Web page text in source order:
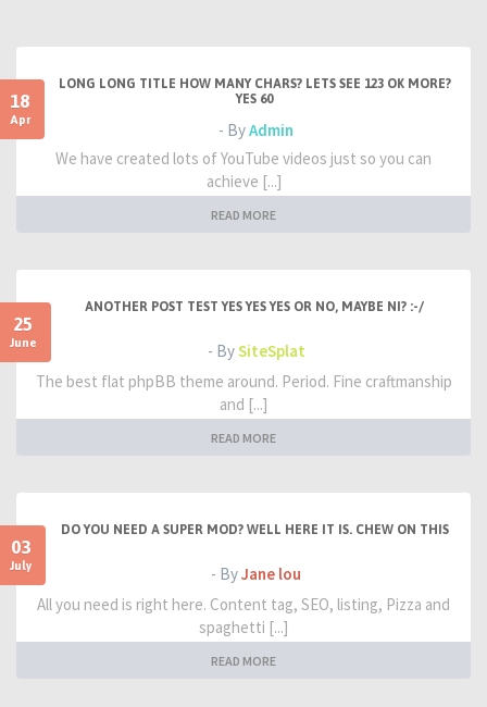
18
Apr
LONG LONG TITLE HOW MANY CHARS? LETS SEE 123 OK MORE?
YES 60
- ByAdmin
We have created lots of YouTube videos just so you can
achieve [...]
READ MORE
25
June
ANOTHER POST TEST YES YES YES OR NO, MAYBE NI? :-/
- BySiteSplat
The best flat phpBB theme around. Period. Fine craftmanship
and [...]
READ MORE
03
July
DO YOU NEED A SUPER MOD? WELL HERE IT IS. CHEW ON THIS
- ByJane lou
All you need is right here. Content tag, SEO, listing, Pizza and
spaghetti [...]
READ MORE